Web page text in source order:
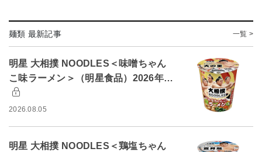
麺類 最新記事 一覧 >
明星 大相撲 NOODLES＜味噌ちゃん
こ味ラーメン＞（明星食品）2026年…
2026.08.05
明星 大相撲 NOODLES＜鶏塩ちゃん